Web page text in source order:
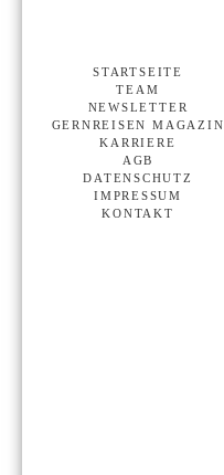
STARTSEITE
TEAM
NEWSLETTER
GERNREISEN MAGAZIN
KARRIERE
AGB
DATENSCHUTZ
IMPRESSUM
KONTAKT